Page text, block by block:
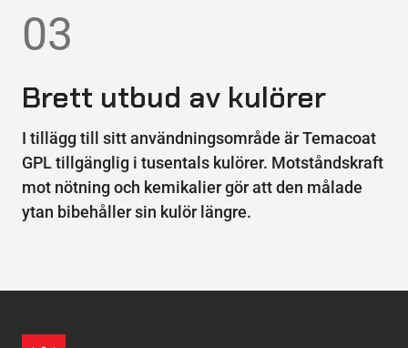
03
Brett utbud av kulörer
I tillägg till sitt användningsområde är Temacoat
GPL tillgänglig i tusentals kulörer. Motståndskraft
mot nötning och kemikalier gör att den målade
ytan bibehåller sin kulör längre.